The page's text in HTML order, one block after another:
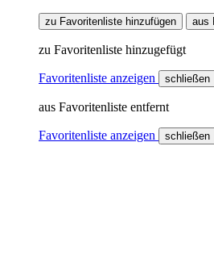
zu Favoritenliste hinzufügen aus
zu Favoritenliste hinzugefügt
Favoritenliste anzeigen schließen
aus Favoritenliste entfernt
Favoritenliste anzeigen schließen